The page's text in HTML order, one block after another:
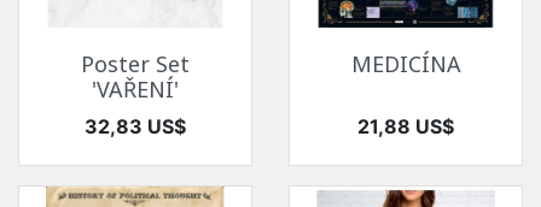
Poster Set
'VAŘENÍ'
Cena
32,83 US$
MEDICÍNA
Cena
21,88 US$